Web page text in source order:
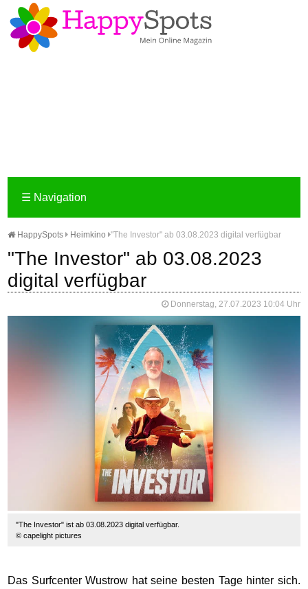
☰ Navigation
HappySpots Heimkino "The Investor" ab 03.08.2023 digital verfügbar
"The Investor" ab 03.08.2023
digital verfügbar
Donnerstag, 27.07.2023 10:04 Uhr
"The Investor" ist ab 03.08.2023 digital verfügbar.
© capelight pictures
Das Surfcenter Wustrow hat seine besten Tage hinter sich.